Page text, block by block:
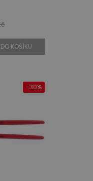
DO KOŠÍKU
-30%